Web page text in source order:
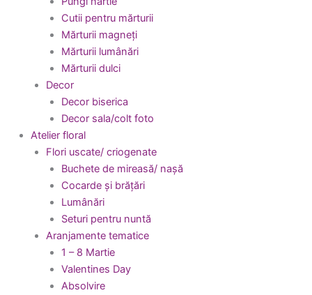
Cutii pentru mărturii
Mărturii magneți
Mărturii lumânări
Mărturii dulci
Decor
Decor biserica
Decor sala/colt foto
Atelier floral
Flori uscate/ criogenate
Buchete de mireasă/ nașă
Cocarde și brățări
Lumânări
Seturi pentru nuntă
Aranjamente tematice
1 – 8 Martie
Valentines Day
Absolvire